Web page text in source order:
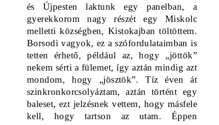
és Újpesten laktunk egy panelban, a
gyerekkorom nagy részét egy Miskolc
melletti községben, Kistokajban töltöttem.
Borsodi vagyok, ez a szófordulataimban is
tetten érhető, például az, hogy „jöttök”
nekem sérti a fülemet, így aztán mindig azt
mondom, hogy „jösztök”. Tíz éven át
szinkronkorcsolyáztam, aztán történt egy
baleset, ezt jelzésnek vettem, hogy másfele
kell, hogy tartson az utam. Éppen